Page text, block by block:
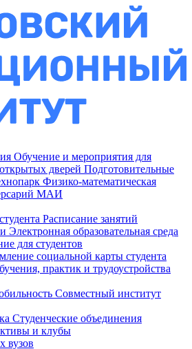
Обучение и мероприятия для
дверей Подготовительные
Физико-математическая
МАИ
Расписание занятий
Электронная образовательная среда
для студентов
социальной карты студента
практик и трудоустройства
Совместный институт
Студенческие объединения
и клубы
вузов